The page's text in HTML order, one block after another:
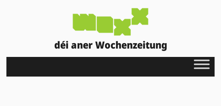
déi aner Wochenzeitung